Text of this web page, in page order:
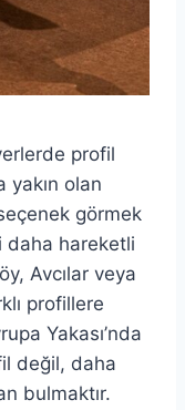
profil
yakın olan
görmek
daha hareketli
Avcılar veya
profillere
Yakası’nda
değil, daha
bulmaktır.